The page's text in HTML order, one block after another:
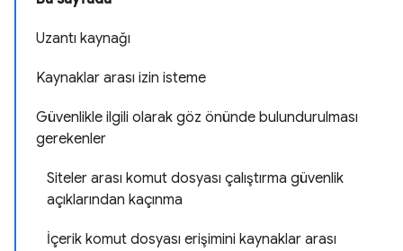
Uzantı kaynağı
Kaynaklar arası izin isteme
Güvenlikle ilgili olarak göz önünde bulundurulması
gerekenler
Siteler arası komut dosyası çalıştırma güvenlik
açıklarından kaçınma
İçerik komut dosyası erişimini kaynaklar arası